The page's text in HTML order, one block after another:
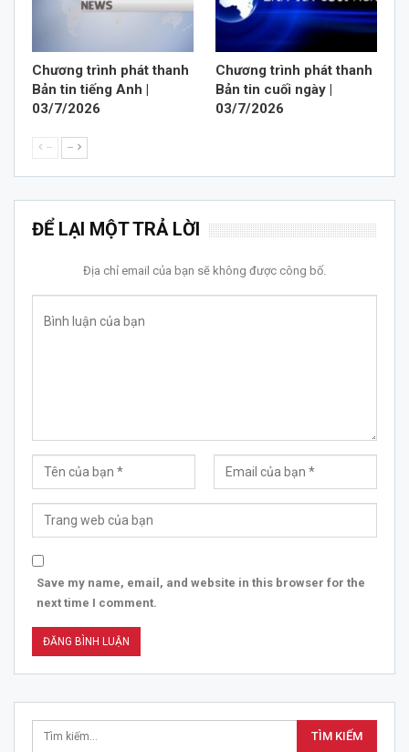
Chương trình phát thanh
Bản tin tiếng Anh |
03/7/2026
Chương trình phát thanh
Bản tin cuối ngày |
03/7/2026
-- --
ĐỂ LẠI MỘT TRẢ LỜI
Địa chỉ email của bạn sẽ không được công bố.
Save my name, email, and website in this browser for the
next time I comment.